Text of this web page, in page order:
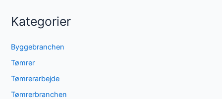
Kategorier
Byggebranchen
Tømrer
Tømrerarbejde
Tømrerbranchen